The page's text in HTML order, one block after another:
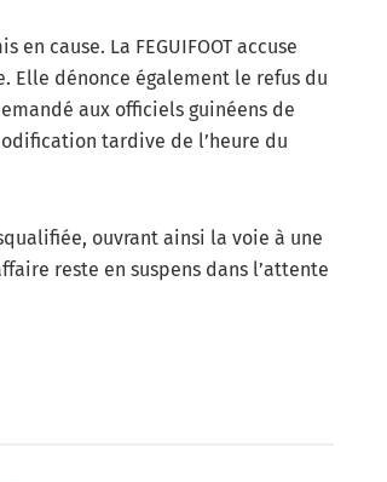
cause. La FEGUIFOOT accuse
Elle dénonce également le refus du
aux officiels guinéens de
tardive de l’heure du
ouvrant ainsi la voie à une
reste en suspens dans l’attente